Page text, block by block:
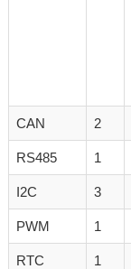
CAN 2
RS485 1
I2C 3
PWM 1
RTC 1